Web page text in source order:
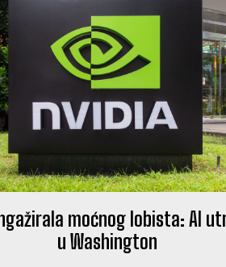
moćnog lobista: AI
u Washington